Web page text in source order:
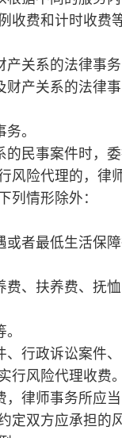
所应当与
承担的风险
高于收费合
主管部门
理办法和
收费管理
委托人签
载明收费条
目、收费标
、争议解决
后，不得
更的，律
服务费，
程中代委
费和查档
。
差旅费